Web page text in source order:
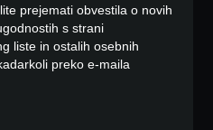
prejemati obvestila o novih
s strani
liste in ostalih osebnih
preko e-maila